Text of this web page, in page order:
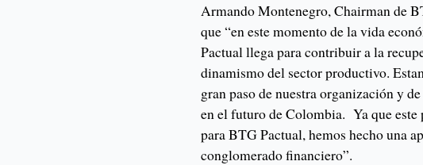
Armando Montenegro, Chairman de
que “en este momento de la vida
Pactual llega para contribuir a la
dinamismo del sector productivo.
gran paso de nuestra organización y
en el futuro de Colombia. Ya que este
para BTG Pactual, hemos hecho una
conglomerado financiero”.